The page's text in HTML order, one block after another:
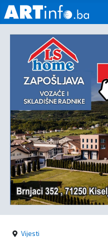
Početna
Vijesti
Sport
Kultura
Crna
kronika
Politika
Vijesti